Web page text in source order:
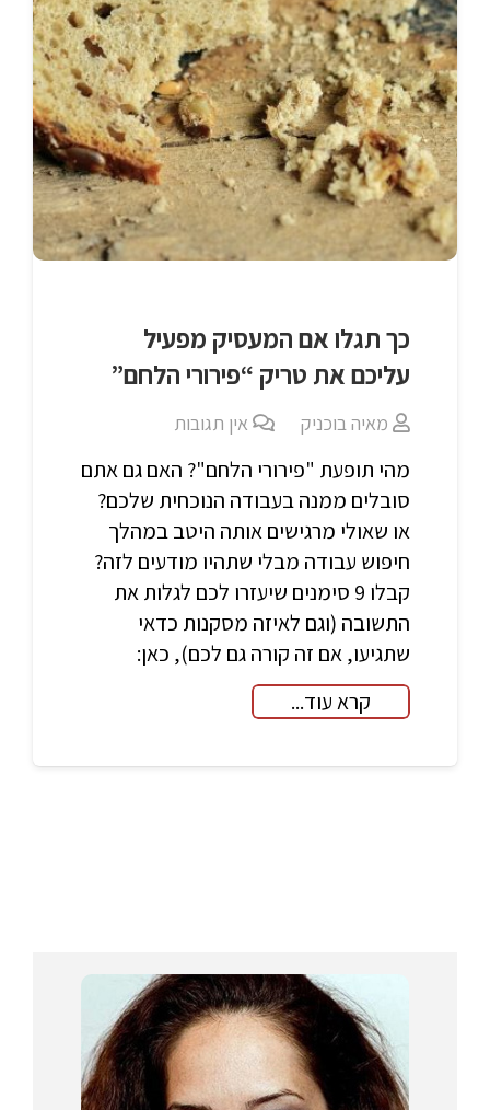
כך תגלו אם המעסיק מפעיל
עליכם את טריק “פירורי הלחם”
מאיה בוכניק אין תגובות
מהי תופעת "פירורי הלחם"? האם גם אתם
סובלים ממנה בעבודה הנוכחית שלכם?
או שאולי מרגישים אותה היטב במהלך
חיפוש עבודה מבלי שתהיו מודעים לזה?
קבלו 9 סימנים שיעזרו לכם לגלות את
התשובה (וגם לאיזה מסקנות כדאי
שתגיעו, אם זה קורה גם לכם), כאן:
קרא עוד...